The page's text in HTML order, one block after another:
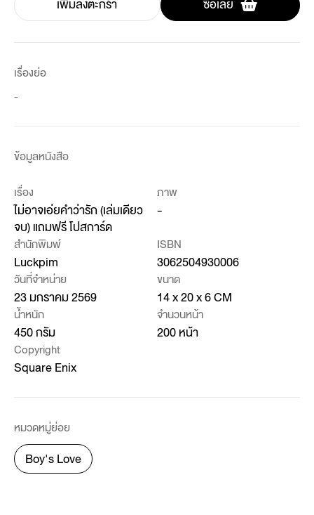
เพิ่มลงตะกร้า ซื้อเลย
เรื่องย่อ
-
ข้อมูลหนังสือ
เรื่อง
ไม่อาจเอ่ยคำว่ารัก (เล่มเดียว
จบ) แถมฟรี โปสการ์ด
ภาพ
-
สำนักพิมพ์
Luckpim
ISBN
3062504930006
วันที่จำหน่าย
23 มกราคม 2569
ขนาด
14 x 20 x 6 CM
น้ำหนัก
450 กรัม
จำนวนหน้า
200 หน้า
Copyright
Square Enix
หมวดหมู่ย่อย
Boy's Love